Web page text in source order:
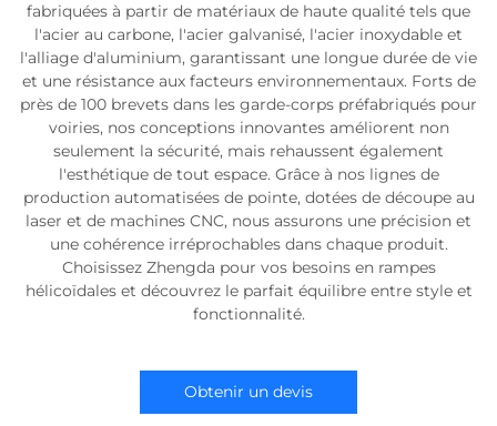
fabriquées à partir de matériaux de haute qualité tels que
l'acier au carbone, l'acier galvanisé, l'acier inoxydable et
l'alliage d'aluminium, garantissant une longue durée de vie
et une résistance aux facteurs environnementaux. Forts de
près de 100 brevets dans les garde-corps préfabriqués pour
voiries, nos conceptions innovantes améliorent non
seulement la sécurité, mais rehaussent également
l'esthétique de tout espace. Grâce à nos lignes de
production automatisées de pointe, dotées de découpe au
laser et de machines CNC, nous assurons une précision et
une cohérence irréprochables dans chaque produit.
Choisissez Zhengda pour vos besoins en rampes
hélicoïdales et découvrez le parfait équilibre entre style et
fonctionnalité.
Obtenir un devis